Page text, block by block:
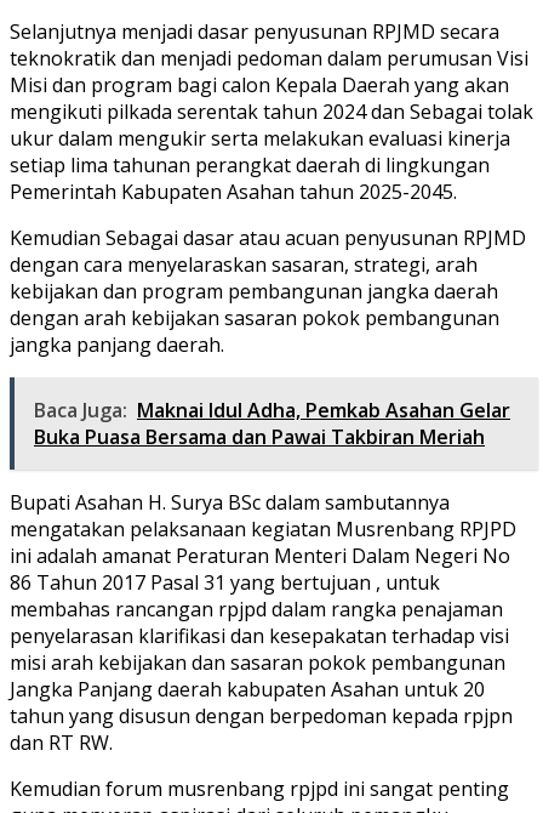
Selanjutnya menjadi dasar penyusunan RPJMD secara
teknokratik dan menjadi pedoman dalam perumusan Visi
Misi dan program bagi calon Kepala Daerah yang akan
mengikuti pilkada serentak tahun 2024 dan Sebagai tolak
ukur dalam mengukir serta melakukan evaluasi kinerja
setiap lima tahunan perangkat daerah di lingkungan
Pemerintah Kabupaten Asahan tahun 2025-2045.
Kemudian Sebagai dasar atau acuan penyusunan RPJMD
dengan cara menyelaraskan sasaran, strategi, arah
kebijakan dan program pembangunan jangka daerah
dengan arah kebijakan sasaran pokok pembangunan
jangka panjang daerah.
Baca Juga: Maknai Idul Adha, Pemkab Asahan Gelar
Buka Puasa Bersama dan Pawai Takbiran Meriah
Bupati Asahan H. Surya BSc dalam sambutannya
mengatakan pelaksanaan kegiatan Musrenbang RPJPD
ini adalah amanat Peraturan Menteri Dalam Negeri No
86 Tahun 2017 Pasal 31 yang bertujuan , untuk
membahas rancangan rpjpd dalam rangka penajaman
penyelarasan klarifikasi dan kesepakatan terhadap visi
misi arah kebijakan dan sasaran pokok pembangunan
Jangka Panjang daerah kabupaten Asahan untuk 20
tahun yang disusun dengan berpedoman kepada rpjpn
dan RT RW.
Kemudian forum musrenbang rpjpd ini sangat penting